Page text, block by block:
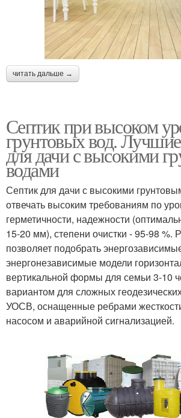
читать дальше →
Септик при высоком
грунтовых вод.
для дачи с высокими
водами
Септик для дачи с высокими
отвечать высоким требованиям по
герметичности, надежности
15-20 мм), степени очистки - 95-98 %.
позволяет подобрать
энергонезависимые модели
вертикальной формы для семьи 3-10
вариантом для сложных
УОСВ, оснащенные ребрами
насосом и аварийной сигнализацией.